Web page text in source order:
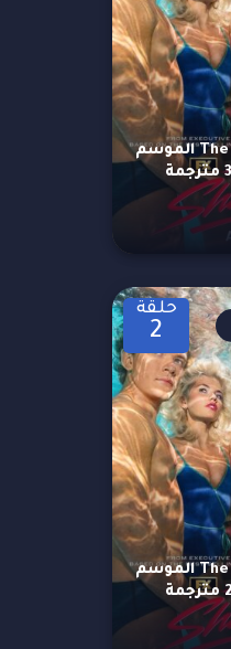
مسلسل The Shards الموسم
حلقة
2
مسلسل The Shards الموسم